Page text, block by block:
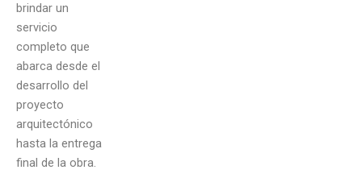
brindar un
servicio
completo que
abarca desde el
desarrollo del
proyecto
arquitectónico
hasta la entrega
final de la obra.